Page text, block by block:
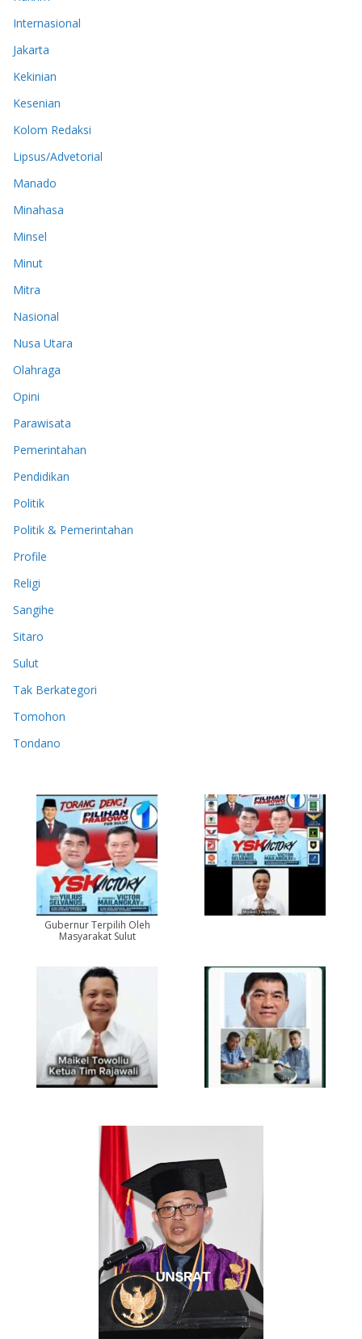
Internasional
Jakarta
Kekinian
Kesenian
Kolom Redaksi
Lipsus/Advetorial
Manado
Minahasa
Minsel
Minut
Mitra
Nasional
Nusa Utara
Olahraga
Opini
Parawisata
Pemerintahan
Pendidikan
Politik
Politik & Pemerintahan
Profile
Religi
Sangihe
Sitaro
Sulut
Tak Berkategori
Tomohon
Tondano
Gubernur Terpilih Oleh
Masyarakat Sulut